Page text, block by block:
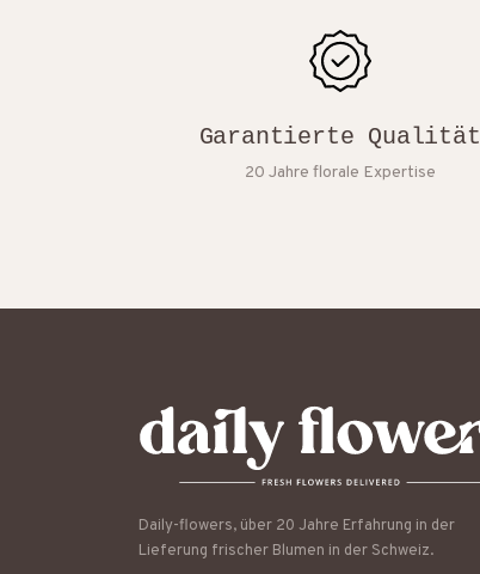
Garantierte Qualität
20 Jahre florale Expertise
Daily-flowers, über 20 Jahre Erfahrung in der
Lieferung frischer Blumen in der Schweiz.